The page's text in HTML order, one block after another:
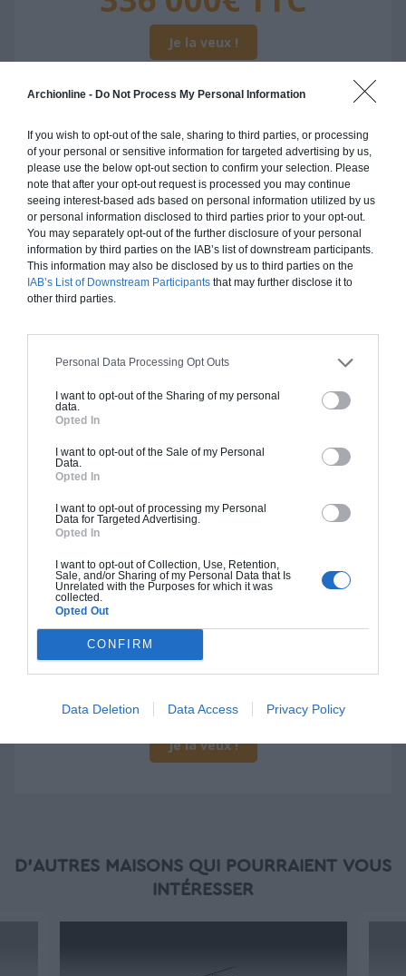
Archionline - Do Not Process My Personal Information
If you wish to opt-out of the sale, sharing to third parties, or processing
of your personal or sensitive information for targeted advertising by us,
please use the below opt-out section to confirm your selection. Please
note that after your opt-out request is processed you may continue
seeing interest-based ads based on personal information utilized by us
or personal information disclosed to third parties prior to your opt-out.
You may separately opt-out of the further disclosure of your personal
information by third parties on the IAB’s list of downstream participants.
This information may also be disclosed by us to third parties on the
IAB’s List of Downstream Participants that may further disclose it to
other third parties.
Personal Data Processing Opt Outs
I want to opt-out of the Sharing of my personal
data.
Opted In
I want to opt-out of the Sale of my Personal
Data.
Opted In
I want to opt-out of processing my Personal
Data for Targeted Advertising.
Opted In
I want to opt-out of Collection, Use, Retention,
Sale, and/or Sharing of my Personal Data that Is
Unrelated with the Purposes for which it was
collected.
Opted Out
CONFIRM
Data Deletion Data Access Privacy Policy
Je la veux !
Construction ossature bois
Chiffrage estimatif pour : Fondations et normes
standards. Construction en ossature bois isolé.
Finitions haut de gamme. Le prix "clé en main"
inclut le gros oeuvre et le second oeuvre (cuisine,
peinture, sols...), mais exclut piscine, jardin et
clôture.
336 000€ TTC
Je la veux !
Construction BBC
Chiffrage estimatif pour : Fondations et normes
(RT 2020). Finitions haut de gamme. Le prix "clé
en main" inclut le gros oeuvre et le second
oeuvre (cuisine, peinture, sols...), mais exclut
piscine, jardin et clôture.
389 000€ TTC
Je la veux !
D'AUTRES MAISONS QUI POURRAIENT VOUS
INTÉRESSER